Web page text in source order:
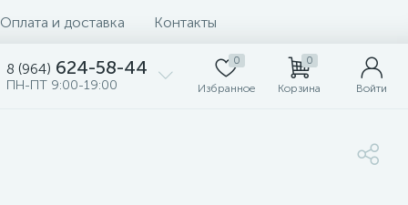
Оплата и доставка Контакты
8 (964) 624-58-44
ПН-ПТ 9:00-19:00
0
Избранное
0
Корзина Войти